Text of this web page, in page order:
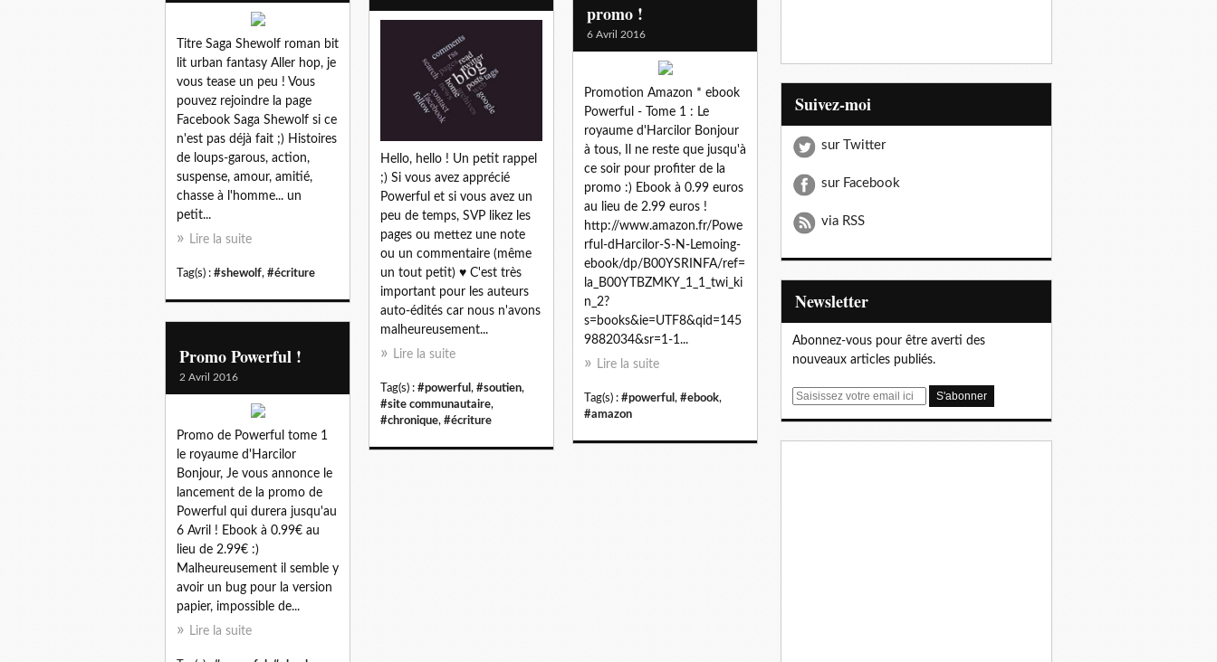
Hello, hello ! Un petit rappel
;) Si vous avez apprécié
Powerful et si vous avez un
peu de temps, SVP likez les
pages ou mettez une note
ou un commentaire (même
un tout petit) ♥ C'est très
important pour les auteurs
auto-édités car nous n'avons
malheureusement...
Lire la suite
Tag(s) : #powerful , #soutien,
#site communautaire,
#chronique, #écriture
Titre Saga Shewolf roman bit
lit urban fantasy Aller hop, je
vous tease un peu ! Vous
pouvez rejoindre la page
Facebook Saga Shewolf si ce
n'est pas déjà fait ;) Histoires
de loups-garous, action,
suspense, amour, amitié,
chasse à l'homme... un
petit...
Lire la suite
Tag(s) : #shewolf, #écriture
promo !
6 Avril 2016
Promotion Amazon * ebook
Powerful - Tome 1 : Le
royaume d'Harcilor Bonjour
à tous, Il ne reste que jusqu'à
ce soir pour profiter de la
promo :) Ebook à 0.99 euros
au lieu de 2.99 euros !
http://www.amazon.fr/Powe
rful-dHarcilor-S-N-Lemoing-
ebook/dp/B00YSRINFA/ref=
la_B00YTBZMKY_1_1_twi_ki
n_2?
s=books&ie=UTF8&qid=145
9882034&sr=1-1...
Lire la suite
Tag(s) : #powerful , #ebook,
#amazon
Promo Powerful !
2 Avril 2016
Promo de Powerful tome 1
le royaume d'Harcilor
Bonjour, Je vous annonce le
lancement de la promo de
Powerful qui durera jusqu'au
6 Avril ! Ebook à 0.99€ au
lieu de 2.99€ :)
Malheureusement il semble y
avoir un bug pour la version
papier, impossible de...
Lire la suite
Suivez-moi
sur Twitter
sur Facebook
via RSS
Newsletter
Abonnez-vous pour être averti des
nouveaux articles publiés.
E